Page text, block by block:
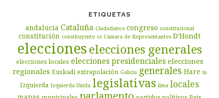
ETIQUETAS
andalucía Cataluña Ciudadanos congreso constitucional
constitución constituyente cs Cámara de Representantes D'Hondt
eleccioneselecciones generales
elecciones locales elecciones presidenciales elecciones
regionales Euskadi extrapolación Galicia generales Hare iu
Izquierda Izquierda Unida legislativas lima locales